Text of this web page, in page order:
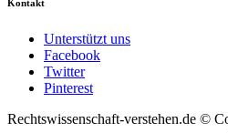
Kontakt
Unterstützt uns
Facebook
Twitter
Pinterest
Rechtswissenschaft-verstehen.de ©